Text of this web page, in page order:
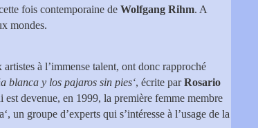
fois contemporaine de Wolfgang Rihm. A
mondes.
artistes à l’immense talent, ont donc rapproché
blanca y los pajaros sin pies‘, écrite parRosario
devenue, en 1999, la première femme membre
un groupe d’experts qui s’intéresse à l’usage de la